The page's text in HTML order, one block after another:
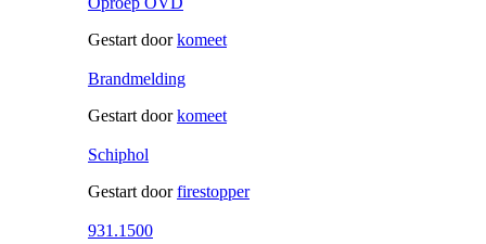
Gestart doorkomeet
Brandmelding
Gestart doorkomeet
Schiphol
Gestart doorfirestopper
931.1500